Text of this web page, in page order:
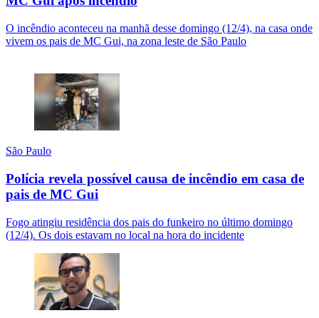
O incêndio aconteceu na manhã desse domingo (12/4), na casa onde
vivem os pais de MC Gui, na zona leste de São Paulo
São Paulo
Polícia revela possível causa de incêndio em casa de
pais de MC Gui
Fogo atingiu residência dos pais do funkeiro no último domingo
(12/4). Os dois estavam no local na hora do incidente